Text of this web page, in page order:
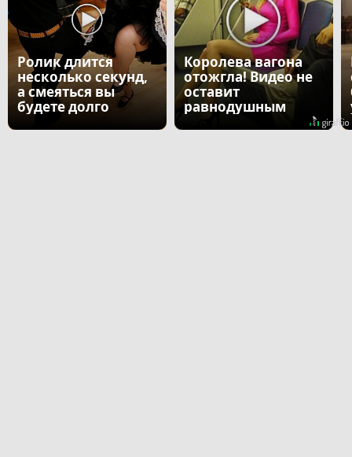
Ролик длится
несколько секунд,
а смеяться вы
будете долго
Королева вагона
отожгла! Видео не
оставит
равнодушным